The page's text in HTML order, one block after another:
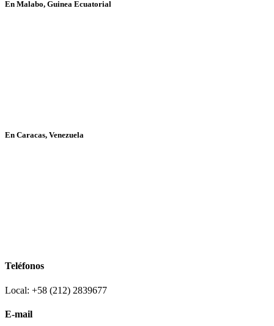
En Malabo, Guinea Ecuatorial
En Caracas, Venezuela
Teléfonos
Local: +58 (212) 2839677
E-mail